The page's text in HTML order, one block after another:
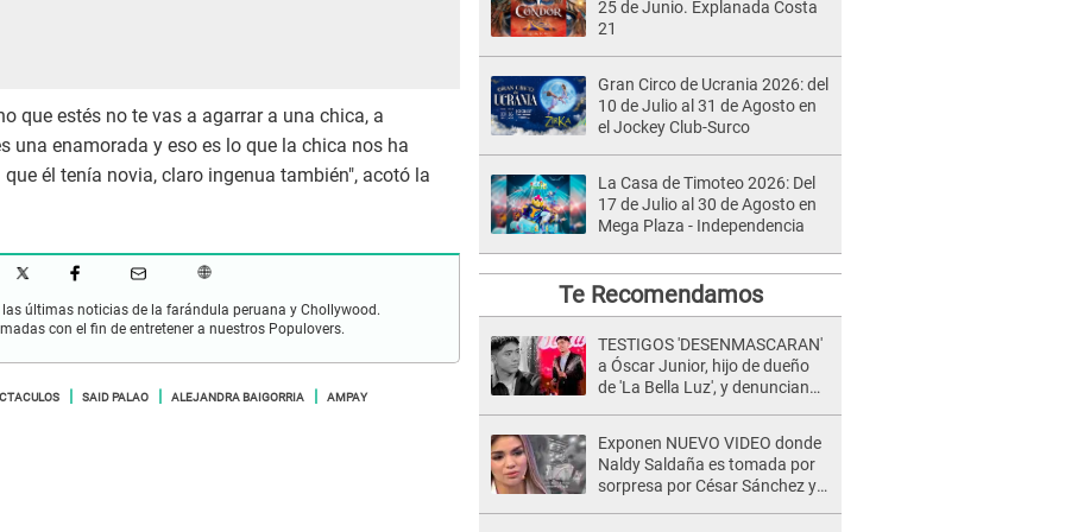
que estés no te vas a agarrar a una chica, a
una enamorada y eso es lo que la chica nos ha
él tenía novia, claro ingenua también", acotó la
últimas noticias de la farándula peruana y Chollywood.
con el fin de entretener a nuestros Populovers.
SAID PALAO ALEJANDRA BAIGORRIA AMPAY
25 de Junio. Explanada Costa
21
Gran Circo de Ucrania 2026: del
10 de Julio al 31 de Agosto en
el Jockey Club-Surco
La Casa de Timoteo 2026: Del
17 de Julio al 30 de Agosto en
Mega Plaza - Independencia
Te Recomendamos
TESTIGOS 'DESENMASCARAN'
a Óscar Junior, hijo de dueño
de 'La Bella Luz', y denuncian
Exponen NUEVO VIDEO donde
Naldy Saldaña es tomada por
sorpresa por César Sánchez y